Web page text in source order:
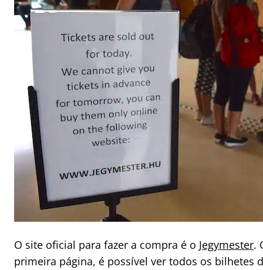
O site oficial para fazer a compra é o Jegymester.
primeira página, é possível ver todos os bilhetes